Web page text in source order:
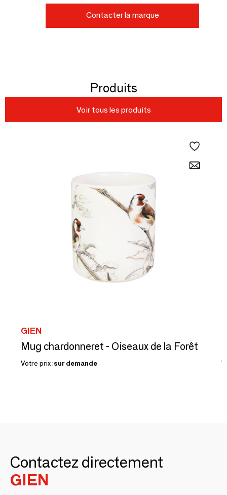
Contacter la marque
Produits
Voir tous les produits
GIEN
Mug chardonneret - Oiseaux de la Forêt
Votre prix :sur demande
Contactez directement
GIEN